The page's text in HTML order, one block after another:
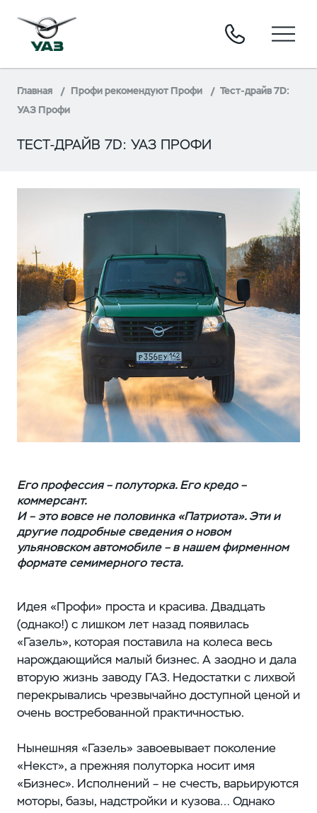
Главная Профи рекомендуют Профи
Тест-драйв 7D:
УАЗ Профи
ТЕСТ-ДРАЙВ 7D: УАЗ ПРОФИ
Его профессия – полуторка. Его кредо –
коммерсант.
И – это вовсе не половинка «Патриота». Эти и
другие подробные сведения о новом
ульяновском автомобиле – в нашем фирменном
формате семимерного теста.
Идея «Профи» проста и красива. Двадцать
(однако!) с лишком лет назад появилась
«Газель», которая поставила на колеса весь
нарождающийся малый бизнес. А заодно и дала
вторую жизнь заводу ГАЗ. Недостатки с лихвой
перекрывались чрезвычайно доступной ценой и
очень востребованной практичностью.
Нынешняя «Газель» завоевывает поколение
«Некст», а прежняя полуторка носит имя
«Бизнес». Исполнений – не счесть, варьируются
моторы, базы, надстройки и кузова… Однако